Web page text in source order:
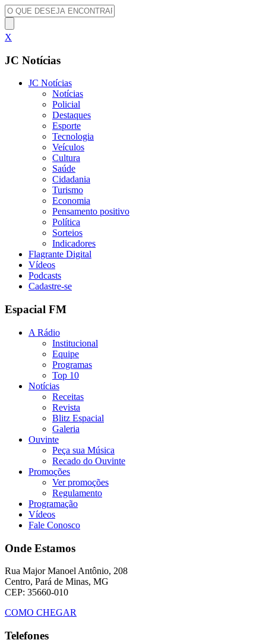
X
JC Notícias
JC Notícias
Notícias
Policial
Destaques
Esporte
Tecnologia
Veículos
Cultura
Saúde
Cidadania
Turismo
Economia
Pensamento positivo
Política
Sorteios
Indicadores
Flagrante Digital
Vídeos
Podcasts
Cadastre-se
Espacial FM
A Rádio
Institucional
Equipe
Programas
Top 10
Notícias
Receitas
Revista
Blitz Espacial
Galeria
Ouvinte
Peça sua Música
Recado do Ouvinte
Promoções
Ver promoções
Regulamento
Programação
Vídeos
Fale Conosco
Onde Estamos
Rua Major Manoel Antônio, 208
Centro, Pará de Minas, MG
CEP: 35660-010
COMO CHEGAR
Telefones